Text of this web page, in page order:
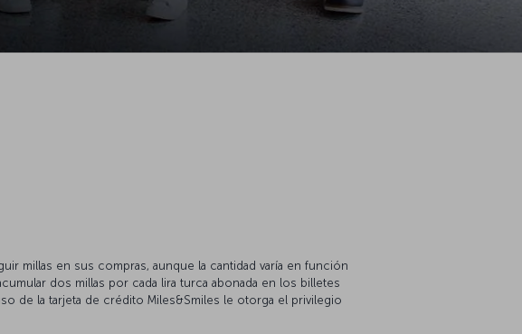
millas en sus compras, aunque la cantidad varía en función
dos millas por cada lira turca abonada en los billetes
de la tarjeta de crédito Miles&Smiles le otorga el privilegio